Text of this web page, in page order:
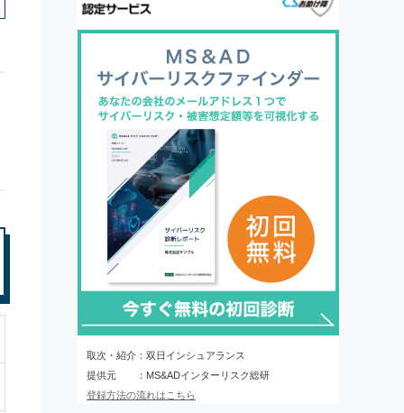
取次・紹介：双日インシュアランス
提供元 ：MS&ADインターリスク総研
登録方法の流れはこちら